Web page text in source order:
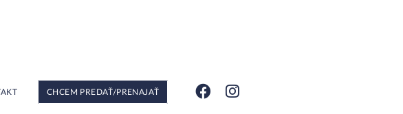
CHCEM PREDAŤ/PRENAJAŤ